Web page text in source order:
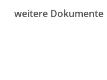
weitere Dokumente